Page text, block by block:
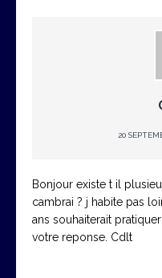
20
Bonjour existe t il
cambrai ? j habite pas
ans souhaiterait
votre reponse. Cdlt